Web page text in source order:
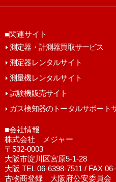
■関連サイト
測定器・計測器買取サービス
測定器レンタルサイト
測量機レンタルサイト
試験機販売サイト
ガス検知器のトータルサポート
■会社情報
株式会社 メジャー
〒532-0003
大阪市淀川区宮原5-1-28
大阪 TEL 06-6398-7511 / FAX
古物商登録 大阪府公安委員会